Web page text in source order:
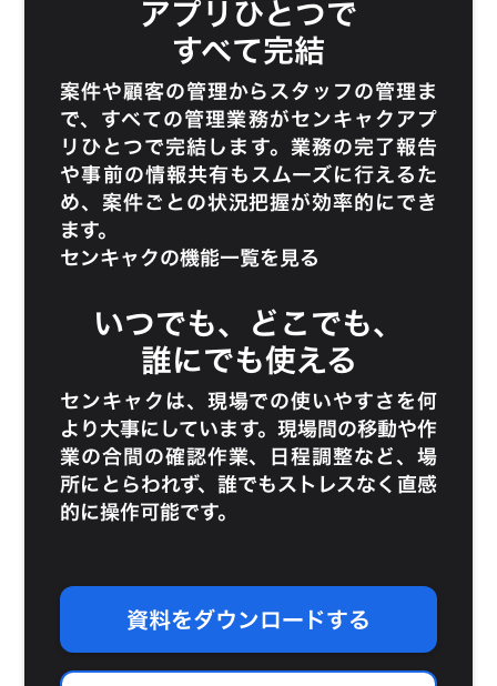
アプリひとつで
すべて完結
案件や顧客の管理からスタッフの管理ま
で、すべての管理業務がセンキャクアプ
リひとつで完結します。業務の完了報告
や事前の情報共有もスムーズに行えるた
め、案件ごとの状況把握が効率的にでき
ます。
センキャクの機能一覧を見る
いつでも、どこでも、
誰にでも使える
センキャクは、現場での使いやすさを何
より大事にしています。現場間の移動や作
業の合間の確認作業、日程調整など、場
所にとらわれず、誰でもストレスなく直感
的に操作可能です。
資料をダウンロードする